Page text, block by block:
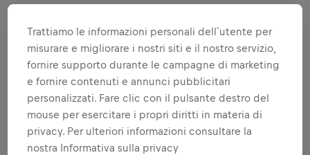
RACCOLTA FONDI DONA
Dona per fare la differenza! Il 100% della tua
donazione viene devoluto alla ricerca sul midollo
spinale.
STORIA
Trattiamo le informazioni personali dell`utente per
misurare e migliorare i nostri siti e il nostro servizio,
fornire supporto durante le campagne di marketing
e fornire contenuti e annunci pubblicitari
personalizzati. Fare clic con il pulsante destro del
mouse per esercitare i propri diritti in materia di
privacy. Per ulteriori informazioni consultare la
nostra Informativa sulla privacy